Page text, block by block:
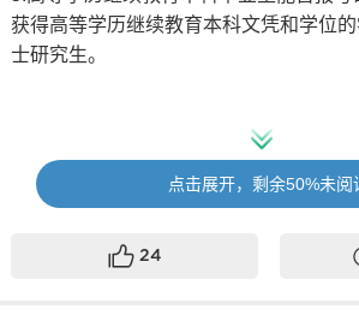
获得高等学历继续教育本科文凭和学位
士研究生。
6.上海大学高等学历继续教育学士学位评
业后的三个月内提出，每年7月和12月评
点击展开，剩余50%未阅
24